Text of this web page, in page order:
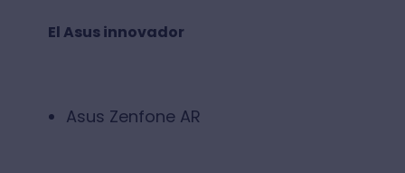
El Asus innovador
Asus Zenfone AR